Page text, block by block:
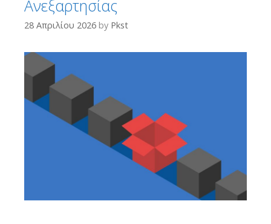
Ανεξαρτησίας
28 Απριλίου 2026 by Pkst